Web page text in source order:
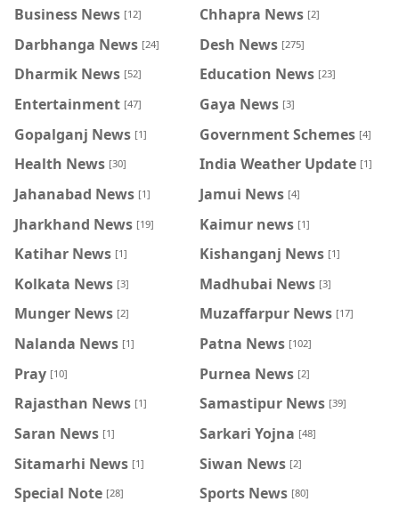
Business News [12] Chhapra News [2]
Darbhanga News [24] Desh News [275]
Dharmik News [52] Education News [23]
Entertainment [47] Gaya News [3]
Gopalganj News [1] Government Schemes [4]
Health News [30] India Weather Update [1]
Jahanabad News [1] Jamui News [4]
Jharkhand News [19] Kaimur news [1]
Katihar News [1] Kishanganj News [1]
Kolkata News [3] Madhubai News [3]
Munger News [2] Muzaffarpur News [17]
Nalanda News [1] Patna News [102]
Pray [10] Purnea News [2]
Rajasthan News [1] Samastipur News [39]
Saran News [1] Sarkari Yojna [48]
Sitamarhi News [1] Siwan News [2]
Special Note [28] Sports News [80]